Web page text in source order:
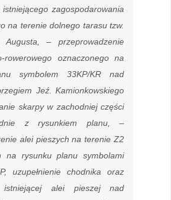
istniejącego zagospodarowania
na terenie dolnego tarasu tzw.
Augusta, – przeprowadzenie
rowerowego oznaczonego na
symbolem 33KP/KR nad
Jeź. Kamionkowskiego
skarpy w zachodniej części
z rysunkiem planu, –
alei pieszych na terenie Z2
na rysunku planu symbolami
uzupełnienie chodnika oraz
istniejącej alei pieszej nad